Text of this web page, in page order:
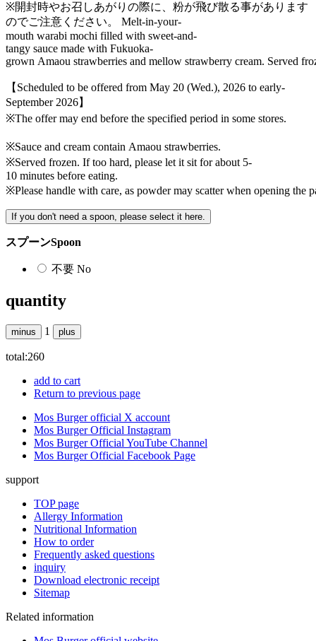
※開封時やお召しあがりの際に、粉が飛び散る事があります
のでご注意ください。
Melt-in-your-
mouth warabi mochi filled with sweet-and-
tangy sauce made with Fukuoka-
grown Amaou strawberries and mellow strawberry cream. Served
【Scheduled to be offered from May 20 (Wed.), 2026 to early-
September 2026】
※The offer may end before the specified period in some stores.
※Sauce and cream contain Amaou strawberries.
※Served frozen. If too hard, please let it sit for about 5-
10 minutes before eating.
※Please handle with care, as powder may scatter when opening the
If you don't need a spoon, please select it here.
スプーンSpoon
不要 No
quantity
minus 1 plus
total:260
add to cart
Return to previous page
Mos Burger official X account
Mos Burger Official Instagram
Mos Burger Official YouTube Channel
Mos Burger Official Facebook Page
support
TOP page
Allergy Information
Nutritional Information
How to order
Frequently asked questions
inquiry
Download electronic receipt
Sitemap
Related information